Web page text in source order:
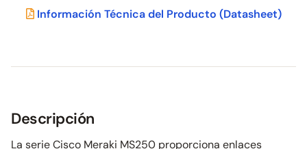
Información Técnica del Producto (Datasheet)
Descripción
La serie Cisco Meraki MS250 proporciona enlaces